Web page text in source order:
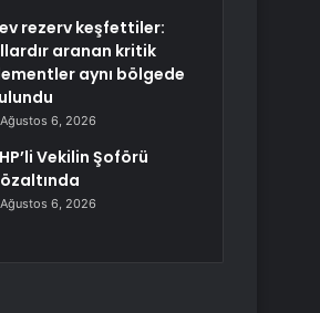
rezerv keşfettiler:
aranan kritik
aynı bölgede
Ağustos 6, 2026
Vekilin Şoförü
Ağustos 6, 2026